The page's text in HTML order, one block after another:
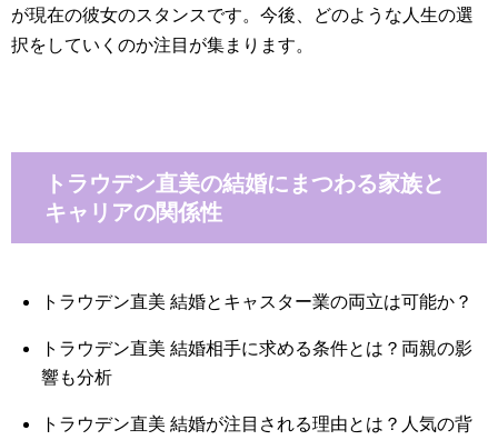
が現在の彼女のスタンスです。今後、どのような人生の選
択をしていくのか注目が集まります。
トラウデン直美の結婚にまつわる家族と
キャリアの関係性
トラウデン直美 結婚とキャスター業の両立は可能か？
トラウデン直美 結婚相手に求める条件とは？両親の影
響も分析
トラウデン直美 結婚が注目される理由とは？人気の背